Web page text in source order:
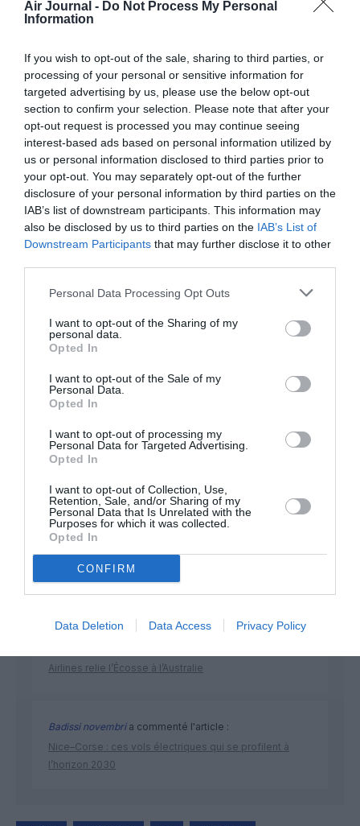
Air Journal - Do Not Process My Personal
Information
If you wish to opt-out of the sale, sharing to third parties, or
processing of your personal or sensitive information for
targeted advertising by us, please use the below opt-out
section to confirm your selection. Please note that after your
opt-out request is processed you may continue seeing
interest-based ads based on personal information utilized by
us or personal information disclosed to third parties prior to
your opt-out. You may separately opt-out of the further
disclosure of your personal information by third parties on the
IAB’s list of downstream participants. This information may
also be disclosed by us to third parties on the IAB’s List of
Downstream Participants that may further disclose it to other
Personal Data Processing Opt Outs
I want to opt-out of the Sharing of my
personal data.
Opted In
I want to opt-out of the Sale of my
Personal Data.
Opted In
I want to opt-out of processing my
Personal Data for Targeted Advertising.
Opted In
I want to opt-out of Collection, Use,
Retention, Sale, and/or Sharing of my
Personal Data that Is Unrelated with the
Purposes for which it was collected.
Opted In
CONFIRM
Data Deletion Data Access Privacy Policy
KLM en place du monopole de AT et des AF qui veut faire
Je comprends que ce n’est pas réaliste avec la fusoin AF-KL
mais le rêve est permis,
En plus de la demande à destinations des Pays Bas, la
demande de passager en transit vers l’Europe du Nord et les
Amériques est réelle.
RÉPONDRE
LAISSER UN COMMENTAIRE
FAIRE UN DON
Appel aux lecteurs !
Soutenez Air Journal participez
développement !
NOUS SOUTENIR
DERNIERS COMMENTAIRES
Mathématiquesa commenté l'article :
Airlines relie l’Écosse à l’Australie
Badissi novembria commenté l'article :
Nice–Corse : ces vols électriques qui se profilent à
l’horizon 2030